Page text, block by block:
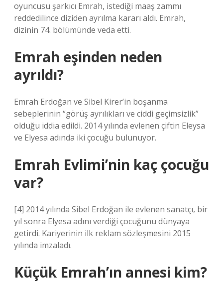
oyuncusu şarkıcı Emrah, istediği maaş zammı
reddedilince diziden ayrılma kararı aldı. Emrah,
dizinin 74. bölümünde veda etti.
Emrah eşinden neden
ayrıldı?
Emrah Erdoğan ve Sibel Kirer’in boşanma
sebeplerinin “görüş ayrılıkları ve ciddi geçimsizlik”
olduğu iddia edildi. 2014 yılında evlenen çiftin Eleysa
ve Elyesa adında iki çocuğu bulunuyor.
Emrah Evlimi’nin kaç çocuğu
var?
[4] 2014 yılında Sibel Erdoğan ile evlenen sanatçı, bir
yıl sonra Elyesa adını verdiği çocuğunu dünyaya
getirdi. Kariyerinin ilk reklam sözleşmesini 2015
yılında imzaladı.
Küçük Emrah’ın annesi kim?